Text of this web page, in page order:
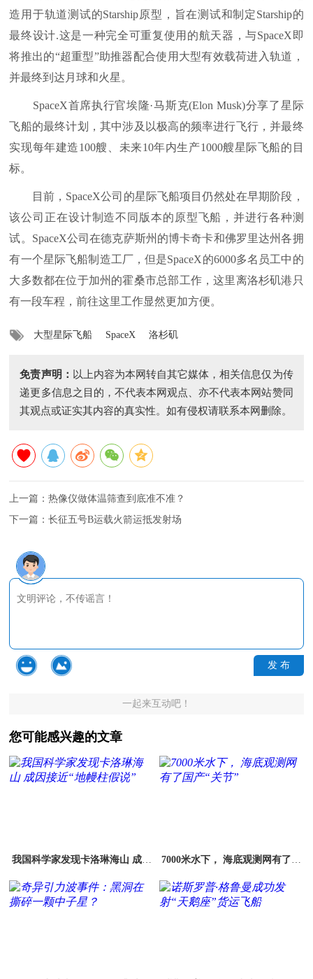
造用于轨道测试的Starship原型，旨在测试和制定Starship的
最终设计.这是一种完全可重复使用的航天器，与SpaceX即
将推出的“超重型”助推器配合使用大型有效载荷进入轨道，
并最终到达月球和火星。
SpaceX首席执行官埃隆·马斯克(Elon Musk)分享了星际
飞船的最终计划，其中涉及以极高的频率进行飞行，并最终
实现每年建造100艘、未来10年内生产1000艘星际飞船的目
标。
目前，SpaceX公司的星际飞船项目仍然处在早期阶段，
该公司正在设计制造不同版本的原型飞船，并进行各种测
试。SpaceX公司在德克萨斯州的博卡奇卡和佛罗里达州各拥
有一个星际飞船制造工厂，但是SpaceX的6000多名员工中的
大多数都在位于加州的霍桑市总部工作，这里离洛杉矶港只
有一段车程，前往这里工作显然更加方便。
大型星际飞船 SpaceX 洛杉矶
免责声明： 以上内容为本网转自其它媒体，相关信息仅为传
递更多信息之目的，不代表本网观点、亦不代表本网站赞同
其观点或证实其内容的真实性。如有侵权请联系本网删除。
上一篇：热像仪做体温筛查到底准不准？
下一篇：长征五号B运载火箭运抵发射场
发 布
一起来互动吧！
您可能感兴趣的文章
我国科学家发现卡洛琳海山 成因
7000米水下， 海底观测网有了国